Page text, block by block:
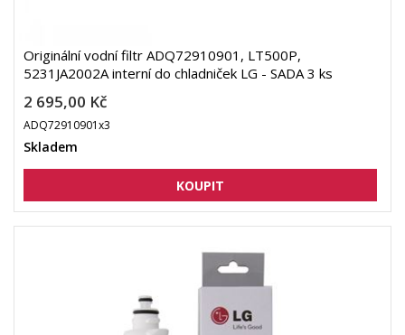
Originální vodní filtr ADQ72910901, LT500P,
5231JA2002A interní do chladniček LG - SADA 3 ks
2 695,00 Kč
ADQ72910901x3
Skladem